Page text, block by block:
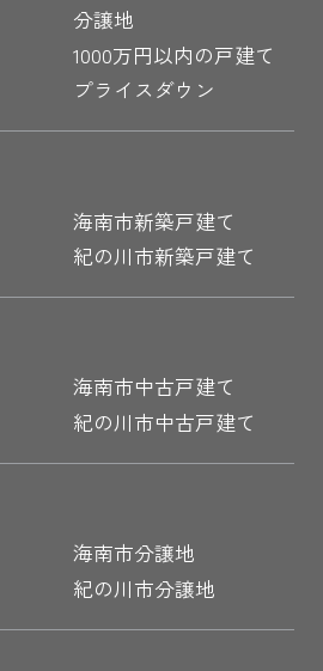
分譲地
1000万円以内の戸建て
プライスダウン
海南市新築戸建て
紀の川市新築戸建て
海南市中古戸建て
紀の川市中古戸建て
海南市分譲地
紀の川市分譲地